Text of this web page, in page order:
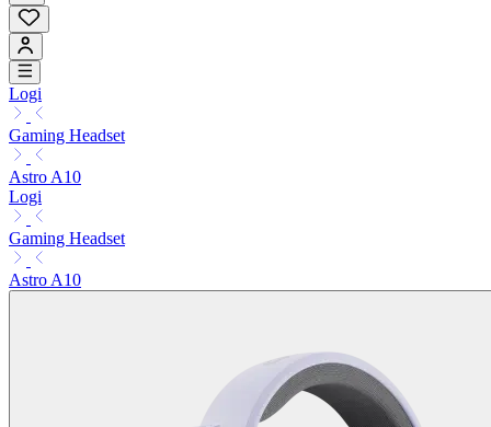
Logi
Gaming Headset
Astro A10
Logi
Gaming Headset
Astro A10